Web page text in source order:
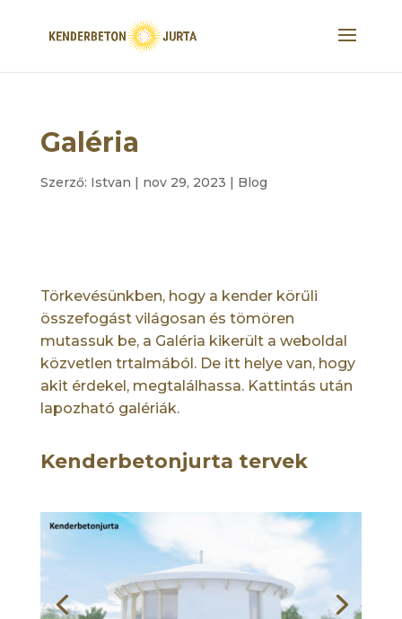
Galéria
Szerző: Istvan | nov 29, 2023 | Blog
Törkevésünkben, hogy a kender körűli
összefogást világosan és tömören
mutassuk be, a Galéria kikerült a weboldal
közvetlen trtalmából. De itt helye van, hogy
akit érdekel, megtalálhassa. Kattintás után
lapozható galériák.
Kenderbetonjurta tervek